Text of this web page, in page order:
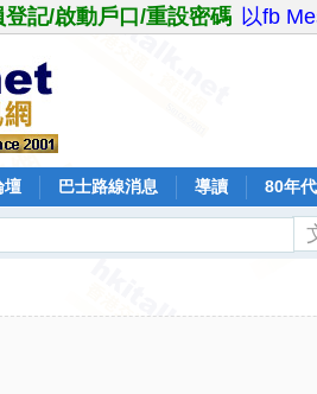
登記/啟動戶口/重設密碼 以fb
壇 巴士路線消息 導讀 80年